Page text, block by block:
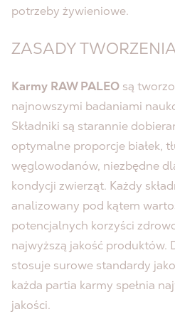
potrzeby żywieniowe.
ZASADY
Karmy RAW PALEO są
najnowszymi badaniami
Składniki są starannie
optymalne proporcje białek,
węglowodanów, niezbędne
kondycji zwierząt. Każdy
analizowany pod kątem
potencjalnych korzyści
najwyższą jakość produktów.
stosuje surowe standardy
każda partia karmy spełnia
jakości.